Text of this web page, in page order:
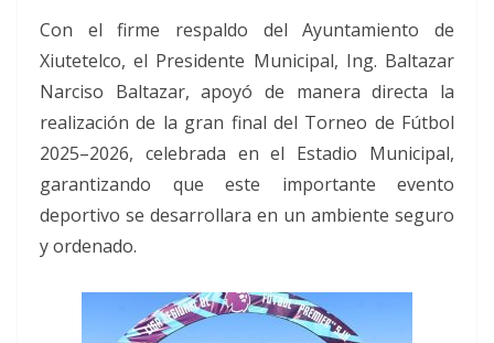
Con el firme respaldo del Ayuntamiento de
Xiutetelco, el Presidente Municipal, Ing. Baltazar
Narciso Baltazar, apoyó de manera directa la
realización de la gran final del Torneo de Fútbol
2025–2026, celebrada en el Estadio Municipal,
garantizando que este importante evento
deportivo se desarrollara en un ambiente seguro
y ordenado.